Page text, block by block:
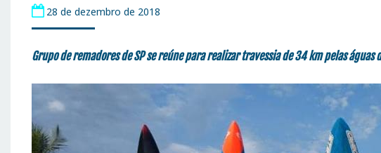
28 de dezembro de 2018
Grupo de remadores de SP se reúne para realizar travessia de 34 km pelas águas